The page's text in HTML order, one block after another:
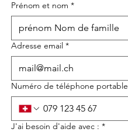
Prénom et nom *
Adresse email *
Numéro de téléphone portable
J'ai besoin d'aide avec : *